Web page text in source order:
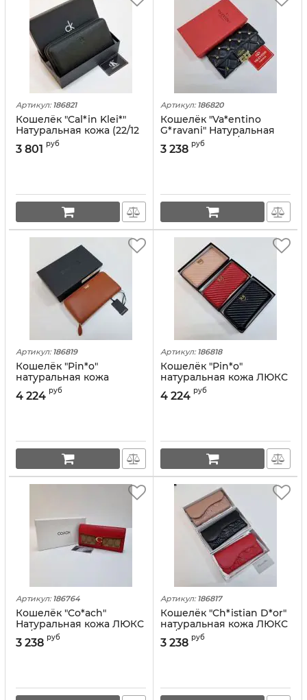
Артикул: 186821
Кошелёк "Cal*in Klei*"
Натуральная кожа (22/12
3 801 руб
Артикул: 186820
Кошелёк "Va*entino
G*ravani" Натуральная
кожа ЛЮКС (19/10 см)
3 238 руб
Артикул: 186819
Кошелёк "Pin*o"
натуральная кожа
(20/10,5 см)
4 224 руб
Артикул: 186818
Кошелёк "Pin*o"
натуральная кожа ЛЮКС
(20/10,5 см)
4 224 руб
Артикул: 186764
Кошелёк "Co*ach"
Натуральная кожа ЛЮКС
(19/10 см)
3 238 руб
Артикул: 186817
Кошелёк "Ch*istian D*or"
натуральная кожа ЛЮКС
(19/10 см)
3 238 руб